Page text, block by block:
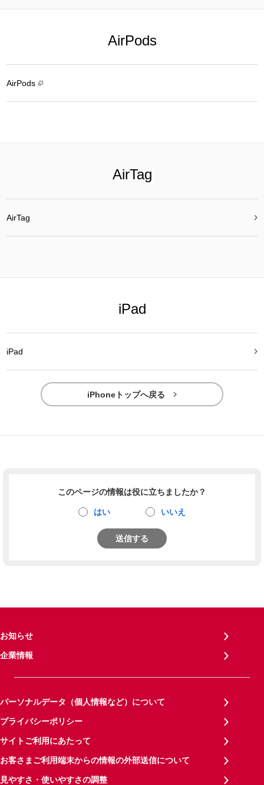
AirPods
AirPods
AirTag
AirTag 
iPad
iPad 
iPhoneトップへ戻る 
このページの情報は役に立ちましたか？
はい いいえ
送信する
お知らせ
企業情報
パーソナルデータ（個人情報など）について
プライバシーポリシー
サイトご利用にあたって
お客さまご利用端末からの情報の外部送信について
見やすさ・使いやすさの調整